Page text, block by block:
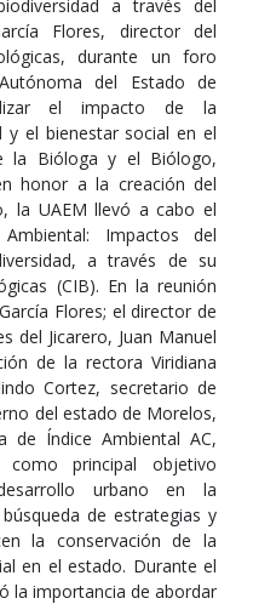
a través del
Flores, director del
durante un foro
del Estado de
el impacto de la
y el bienestar social en el
la Bióloga y el Biólogo,
honor a la creación del
la UAEM llevó a cabo el
Impactos del
a través de su
(CIB). En la reunión
Flores; el director de
del Jicarero, Juan Manuel
de la rectora Viridiana
Cortez, secretario de
del estado de Morelos,
de Índice Ambiental AC,
principal objetivo
urbano en la
de estrategias y
la conservación de la
en el estado. Durante el
la importancia de abordar